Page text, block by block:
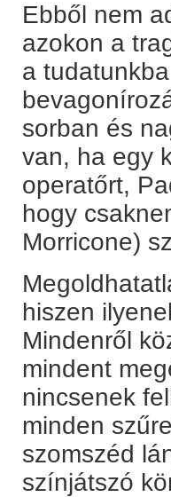
Ebből nem
azokon a
a
sorban és
van, ha egy
operatőrt,
hogy
Morricone)
hiszen
Mindenről
mindent
nincsenek
minden
szomszéd
színjátszó